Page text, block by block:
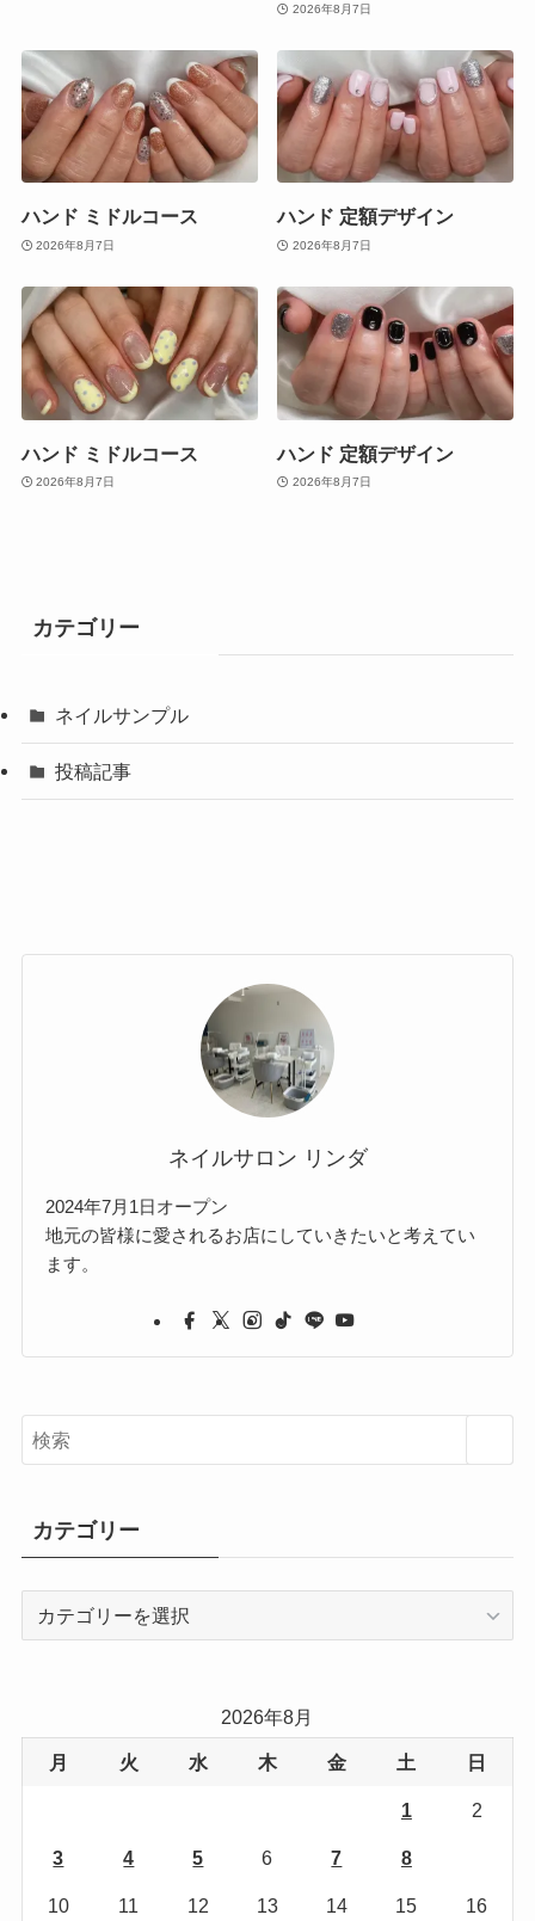
2026年8月7日
ハンド ミドルコース
2026年8月7日
ハンド 定額デザイン
2026年8月7日
ハンド ミドルコース
2026年8月7日
ハンド 定額デザイン
2026年8月7日
カテゴリー
ネイルサンプル
投稿記事
ネイルサロン リンダ
2024年7月1日オープン
地元の皆様に愛されるお店にしていきたいと考えてい
ます。
カテゴリー
2026年8月
月 火 水 木 金 土 日
1 2
3 4 5 6 7 8
10 11 12 13 14 15 16